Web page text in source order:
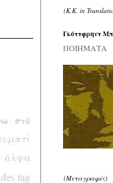
(Κ.Κ. in
Γκόττφρηντ
ΠΟΙΗΜΑΤΑ
(Μεταγραφές)